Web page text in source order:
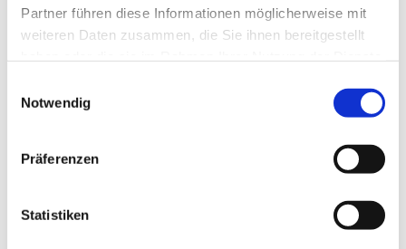
Partner führen diese Informationen möglicherweise mit
weiteren Daten zusammen, die Sie ihnen bereitgestellt
Notwendig
Präferenzen
Statistiken